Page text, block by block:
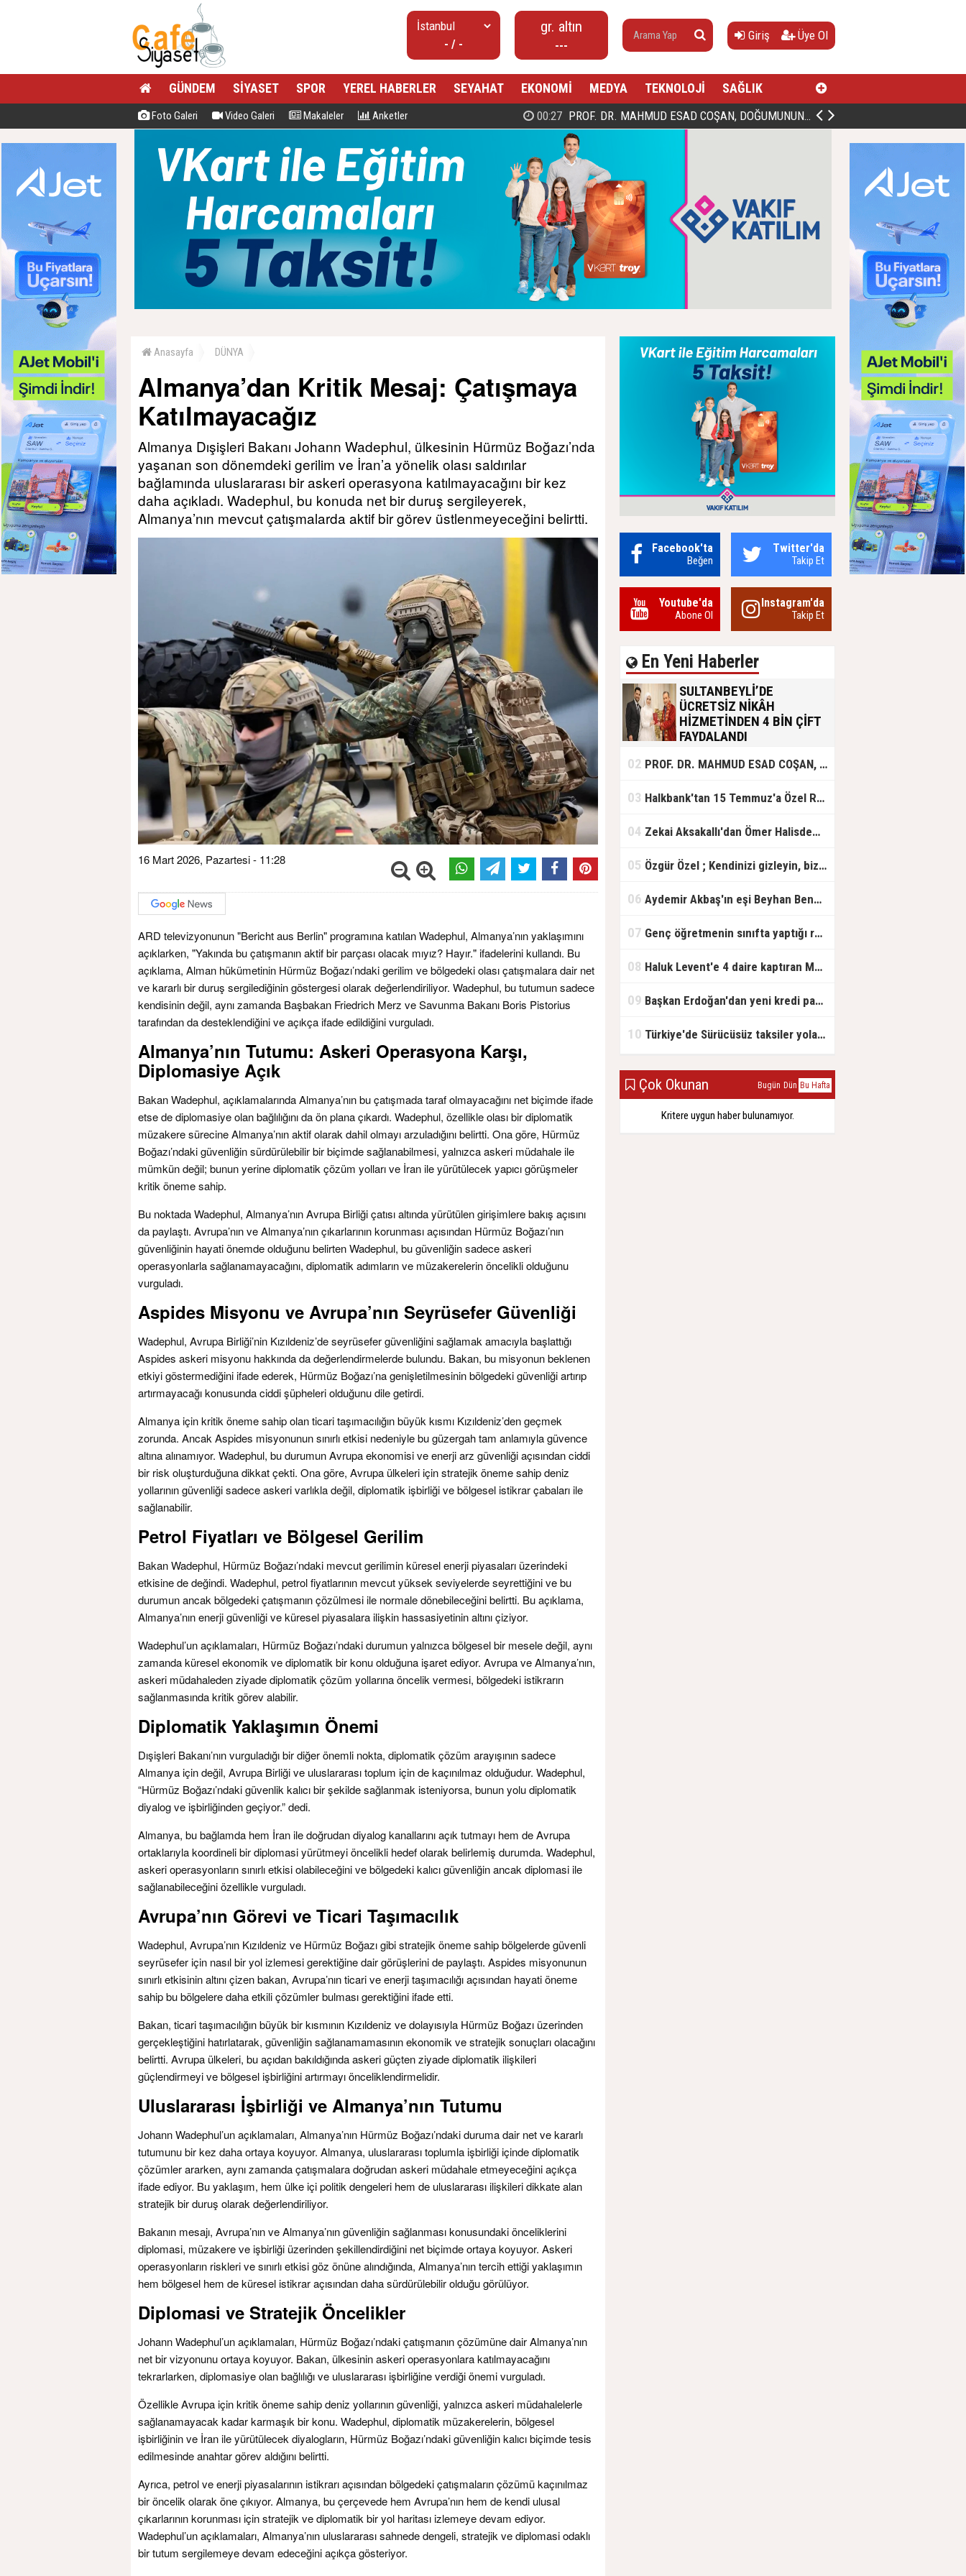
- / -
gr. altın
---
Giriş Üye Ol
GÜNDEM SİYASET SPOR YEREL HABERLER SEYAHAT EKONOMİ MEDYA TEKNOLOJİ SAĞLIK
Foto Galeri Video Galeri Makaleler Anketler 00:27 PROF. DR. MAHMUD ESAD COŞAN, DOĞUMUNUN HİCRÎ 91. YILINDA ELAZIĞ'DA YÂD EDİLECEK
Anasayfa DÜNYA
Almanya’dan Kritik Mesaj: Çatışmaya
Katılmayacağız
Almanya Dışişleri Bakanı Johann Wadephul, ülkesinin Hürmüz Boğazı’nda
yaşanan son dönemdeki gerilim ve İran’a yönelik olası saldırılar
bağlamında uluslararası bir askeri operasyona katılmayacağını bir kez
daha açıkladı. Wadephul, bu konuda net bir duruş sergileyerek,
Almanya’nın mevcut çatışmalarda aktif bir görev üstlenmeyeceğini belirtti.
16 Mart 2026, Pazartesi - 11:28
ARD televizyonunun "Bericht aus Berlin" programına katılan Wadephul, Almanya’nın yaklaşımını
açıklarken, "Yakında bu çatışmanın aktif bir parçası olacak mıyız? Hayır." ifadelerini kullandı. Bu
açıklama, Alman hükümetinin Hürmüz Boğazı’ndaki gerilim ve bölgedeki olası çatışmalara dair net
ve kararlı bir duruş sergilediğinin göstergesi olarak değerlendiriliyor. Wadephul, bu tutumun sadece
kendisinin değil, aynı zamanda Başbakan Friedrich Merz ve Savunma Bakanı Boris Pistorius
tarafından da desteklendiğini ve açıkça ifade edildiğini vurguladı.
Almanya’nın Tutumu: Askeri Operasyona Karşı,
Diplomasiye Açık
Bakan Wadephul, açıklamalarında Almanya’nın bu çatışmada taraf olmayacağını net biçimde ifade
etse de diplomasiye olan bağlılığını da ön plana çıkardı. Wadephul, özellikle olası bir diplomatik
müzakere sürecine Almanya’nın aktif olarak dahil olmayı arzuladığını belirtti. Ona göre, Hürmüz
Boğazı’ndaki güvenliğin sürdürülebilir bir biçimde sağlanabilmesi, yalnızca askeri müdahale ile
mümkün değil; bunun yerine diplomatik çözüm yolları ve İran ile yürütülecek yapıcı görüşmeler
kritik öneme sahip.
Bu noktada Wadephul, Almanya’nın Avrupa Birliği çatısı altında yürütülen girişimlere bakış açısını
da paylaştı. Avrupa’nın ve Almanya’nın çıkarlarının korunması açısından Hürmüz Boğazı’nın
güvenliğinin hayati önemde olduğunu belirten Wadephul, bu güvenliğin sadece askeri
operasyonlarla sağlanamayacağını, diplomatik adımların ve müzakerelerin öncelikli olduğunu
vurguladı.
Aspides Misyonu ve Avrupa’nın Seyrüsefer Güvenliği
Wadephul, Avrupa Birliği’nin Kızıldeniz’de seyrüsefer güvenliğini sağlamak amacıyla başlattığı
Aspides askeri misyonu hakkında da değerlendirmelerde bulundu. Bakan, bu misyonun beklenen
etkiyi göstermediğini ifade ederek, Hürmüz Boğazı’na genişletilmesinin bölgedeki güvenliği artırıp
artırmayacağı konusunda ciddi şüpheleri olduğunu dile getirdi.
Almanya için kritik öneme sahip olan ticari taşımacılığın büyük kısmı Kızıldeniz’den geçmek
zorunda. Ancak Aspides misyonunun sınırlı etkisi nedeniyle bu güzergah tam anlamıyla güvence
altına alınamıyor. Wadephul, bu durumun Avrupa ekonomisi ve enerji arz güvenliği açısından ciddi
bir risk oluşturduğuna dikkat çekti. Ona göre, Avrupa ülkeleri için stratejik öneme sahip deniz
yollarının güvenliği sadece askeri varlıkla değil, diplomatik işbirliği ve bölgesel istikrar çabaları ile
sağlanabilir.
Petrol Fiyatları ve Bölgesel Gerilim
Bakan Wadephul, Hürmüz Boğazı’ndaki mevcut gerilimin küresel enerji piyasaları üzerindeki
etkisine de değindi. Wadephul, petrol fiyatlarının mevcut yüksek seviyelerde seyrettiğini ve bu
durumun ancak bölgedeki çatışmanın çözülmesi ile normale dönebileceğini belirtti. Bu açıklama,
Almanya’nın enerji güvenliği ve küresel piyasalara ilişkin hassasiyetinin altını çiziyor.
Wadephul’un açıklamaları, Hürmüz Boğazı’ndaki durumun yalnızca bölgesel bir mesele değil, aynı
zamanda küresel ekonomik ve diplomatik bir konu olduğuna işaret ediyor. Avrupa ve Almanya’nın,
askeri müdahaleden ziyade diplomatik çözüm yollarına öncelik vermesi, bölgedeki istikrarın
sağlanmasında kritik görev alabilir.
Diplomatik Yaklaşımın Önemi
Dışişleri Bakanı’nın vurguladığı bir diğer önemli nokta, diplomatik çözüm arayışının sadece
Almanya için değil, Avrupa Birliği ve uluslararası toplum için de kaçınılmaz olduğudur. Wadephul,
“Hürmüz Boğazı’ndaki güvenlik kalıcı bir şekilde sağlanmak isteniyorsa, bunun yolu diplomatik
diyalog ve işbirliğinden geçiyor.” dedi.
Almanya, bu bağlamda hem İran ile doğrudan diyalog kanallarını açık tutmayı hem de Avrupa
ortaklarıyla koordineli bir diplomasi yürütmeyi öncelikli hedef olarak belirlemiş durumda. Wadephul,
askeri operasyonların sınırlı etkisi olabileceğini ve bölgedeki kalıcı güvenliğin ancak diplomasi ile
sağlanabileceğini özellikle vurguladı.
Avrupa’nın Görevi ve Ticari Taşımacılık
Wadephul, Avrupa’nın Kızıldeniz ve Hürmüz Boğazı gibi stratejik öneme sahip bölgelerde güvenli
seyrüsefer için nasıl bir yol izlemesi gerektiğine dair görüşlerini de paylaştı. Aspides misyonunun
sınırlı etkisinin altını çizen bakan, Avrupa’nın ticari ve enerji taşımacılığı açısından hayati öneme
sahip bu bölgelere daha etkili çözümler bulması gerektiğini ifade etti.
Bakan, ticari taşımacılığın büyük bir kısmının Kızıldeniz ve dolayısıyla Hürmüz Boğazı üzerinden
gerçekleştiğini hatırlatarak, güvenliğin sağlanamamasının ekonomik ve stratejik sonuçları olacağını
belirtti. Avrupa ülkeleri, bu açıdan bakıldığında askeri güçten ziyade diplomatik ilişkileri
güçlendirmeyi ve bölgesel işbirliğini artırmayı önceliklendirmelidir.
Uluslararası İşbirliği ve Almanya’nın Tutumu
Johann Wadephul’un açıklamaları, Almanya’nın Hürmüz Boğazı’ndaki duruma dair net ve kararlı
tutumunu bir kez daha ortaya koyuyor. Almanya, uluslararası toplumla işbirliği içinde diplomatik
çözümler ararken, aynı zamanda çatışmalara doğrudan askeri müdahale etmeyeceğini açıkça
ifade ediyor. Bu yaklaşım, hem ülke içi politik dengeleri hem de uluslararası ilişkileri dikkate alan
stratejik bir duruş olarak değerlendiriliyor.
Bakanın mesajı, Avrupa’nın ve Almanya’nın güvenliğin sağlanması konusundaki önceliklerini
diplomasi, müzakere ve işbirliği üzerinden şekillendirdiğini net biçimde ortaya koyuyor. Askeri
operasyonların riskleri ve sınırlı etkisi göz önüne alındığında, Almanya’nın tercih ettiği yaklaşımın
hem bölgesel hem de küresel istikrar açısından daha sürdürülebilir olduğu görülüyor.
Diplomasi ve Stratejik Öncelikler
Johann Wadephul’un açıklamaları, Hürmüz Boğazı’ndaki çatışmanın çözümüne dair Almanya’nın
net bir vizyonunu ortaya koyuyor. Bakan, ülkesinin askeri operasyonlara katılmayacağını
tekrarlarken, diplomasiye olan bağlılığı ve uluslararası işbirliğine verdiği önemi vurguladı.
Özellikle Avrupa için kritik öneme sahip deniz yollarının güvenliği, yalnızca askeri müdahalelerle
sağlanamayacak kadar karmaşık bir konu. Wadephul, diplomatik müzakerelerin, bölgesel
işbirliğinin ve İran ile yürütülecek diyalogların, Hürmüz Boğazı’ndaki güvenliğin kalıcı biçimde tesis
edilmesinde anahtar görev aldığını belirtti.
Ayrıca, petrol ve enerji piyasalarının istikrarı açısından bölgedeki çatışmaların çözümü kaçınılmaz
bir öncelik olarak öne çıkıyor. Almanya, bu çerçevede hem Avrupa’nın hem de kendi ulusal
çıkarlarının korunması için stratejik ve diplomatik bir yol haritası izlemeye devam ediyor.
Wadephul’un açıklamaları, Almanya’nın uluslararası sahnede dengeli, stratejik ve diplomasi odaklı
bir tutum sergilemeye devam edeceğini açıkça gösteriyor.
Facebook'ta
Beğen
Twitter'da
Takip Et
Youtube'da
Abone Ol
Instagram'da
Takip Et
En Yeni Haberler
SULTANBEYLİ’DE
ÜCRETSİZ NİKÂH
HİZMETİNDEN 4 BİN ÇİFT
FAYDALANDI
olan gençlere destek amacıyla
başlattığı ücretsiz nikâh hizmetini
başlattıklarını belirten Sultanbeyli
ücretsiz hizmet vermenin
02 PROF. DR. MAHMUD ESAD COŞAN, DOĞUMUNUN HİCRÎ 91. YILINDA ELAZIĞ'DA YÂD EDİLECEK
03 Halkbank'tan 15 Temmuz'a Özel Reklam Filmi: "İrade Bizim, Zafer Bizim"
04 Zekai Aksakallı'dan Ömer Halisdemir'e 'vefa' ziyareti!
05 Özgür Özel ; Kendinizi gizleyin, bizden işaret bekleyin
06 Aydemir Akbaş'ın eşi Beyhan Benek Akbaş hayatını kaybetti
07 Genç öğretmenin sınıfta yaptığı rezil paylaşım
08 Haluk Levent'e 4 daire kaptıran Müteahhit soluğu savcılıkta aldı
09 Başkan Erdoğan'dan yeni kredi paketi müjdesi: 6 ay geri ödemesiz, 36 ay vadeli
10 Türkiye'de Sürücüsüz taksiler yola çıkmaya hazırlanıyor
Çok Okunan Bugün Dün Bu Hafta
Kritere uygun haber bulunamıyor.